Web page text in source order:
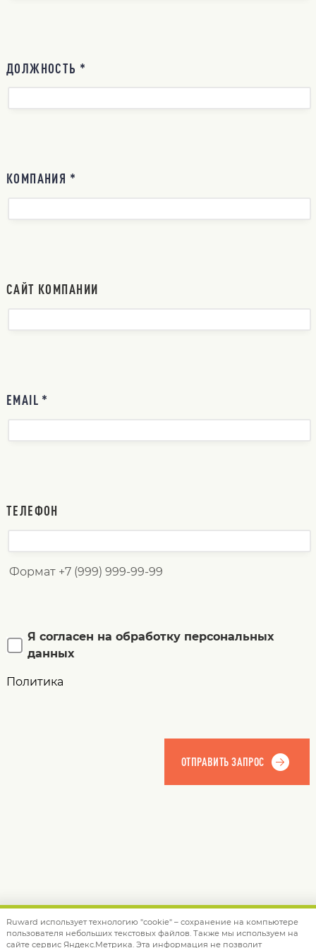
ДОЛЖНОСТЬ *
КОМПАНИЯ *
САЙТ КОМПАНИИ
EMAIL *
ТЕЛЕФОН
Формат +7 (999) 999-99-99
Я согласен на обработку персональных
данных
Политика
© 2012 — 2026 Ruwardinfo@ruward.ru
Ruward использует технологию "cookie" – сохранение на компьютере
пользователя небольших текстовых файлов. Также мы используем на
сайте сервис Яндекс.Метрика. Эта информация не позволит